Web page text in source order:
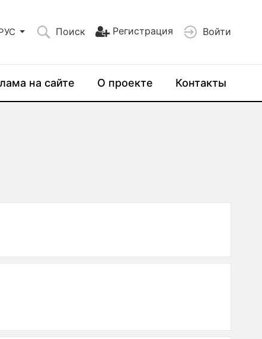
Поиск Регистрация Войти
на сайте О проекте Контакты